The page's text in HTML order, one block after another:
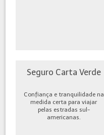
Seguro Carta Verde
Confiança e tranquilidade na
medida certa para viajar
pelas estradas sul-
americanas.